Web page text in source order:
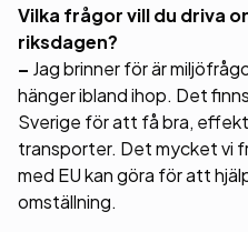
Vilka frågor vill du driva
riksdagen?
– Jag brinner för är
hänger ibland ihop. Det
Sverige för att få bra,
transporter. Det mycket vi
med EU kan göra för att
omställning.